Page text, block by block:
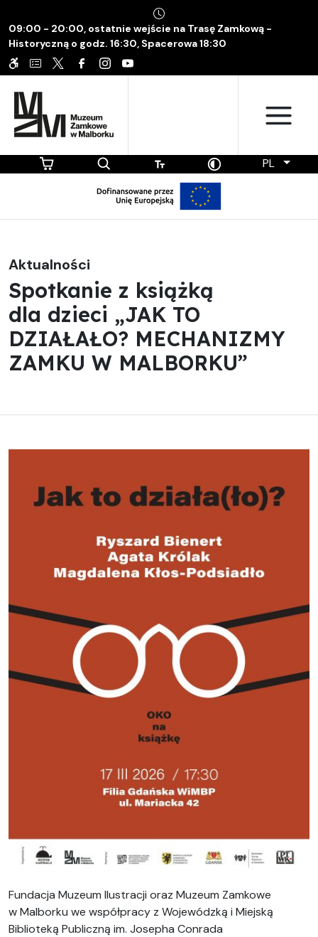
09:00 - 20:00, ostatnie wejście na Trasę Zamkową -
Historyczną o godz. 16:30, Spacerowa 18:30
PL
Aktualności
Spotkanie z książką
dla dzieci „JAK TO
DZIAŁAŁO? MECHANIZMY
ZAMKU W MALBORKU”
Fundacja Muzeum Ilustracji oraz Muzeum Zamkowe
w Malborku we współpracy z Wojewódzką i Miejską
Biblioteką Publiczną im. Josepha Conrada